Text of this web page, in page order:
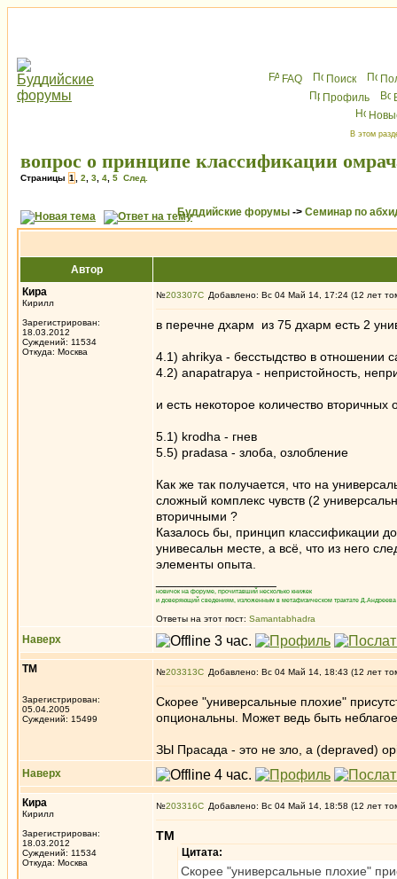
FAQ Поиск
Профиль
В этом
вопрос о принципе классификации
Страницы 1 2 3 4 5 След.
Буддийские форумы -> Семинар по
Автор
Кира
Кирилл
Зарегистрирован:
18.03.2012
Суждений: 11534
Откуда: Москва
№203307 Добавлено: Вс 04 Май 14, 17:24 (12 лет
в перечне дхарм из 75 дхарм есть 2
4.1) ahrikya - бесстыдство в отношении
4.2) anapatrapya - непристойность,
и есть некоторое количество
5.1) krodha - гнев
5.5) pradasa - злоба, озлобление
Как же так получается, что на
сложный комплекс чувств (2
вторичными ?
Казалось бы, принцип классификации
унивесальн месте, а всё, что из него
элементы опыта.
новичок на форуме, прочитавший несколько книжек
и доверяющий сведениям, изложенным в метафизическом трактате
Ответы на этот пост: Samantabhadra
Наверх
ТМ
Зарегистрирован:
05.04.2005
Суждений: 15499
№203313 Добавлено: Вс 04 Май 14, 18:43 (12 лет
Скорее "универсальные плохие"
опциональны. Может ведь быть
ЗЫ Прасада - это не зло, а (depraved)
Наверх
Кира
Кирилл
Зарегистрирован:
18.03.2012
Суждений: 11534
Откуда: Москва
№203316 Добавлено: Вс 04 Май 14, 18:58 (12 лет
ТМ
Цитата:
Скорее "универсальные плохие"